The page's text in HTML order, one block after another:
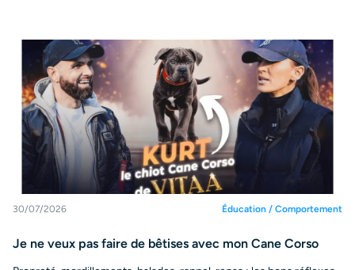
30/07/2026 Éducation / Comportement
Je ne veux pas faire de bêtises avec mon Cane Corso